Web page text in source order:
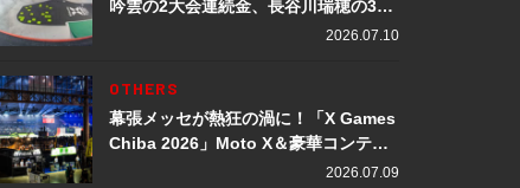
吟雲の2大会連続金、長谷川瑞穂の3メ
ダル獲得など数々の快挙をプレイバッ
2026.07.10
OTHERS
幕張メッセが熱狂の渦に！「X Games
Chiba 2026」Moto X＆豪華コンテン
2026.07.09